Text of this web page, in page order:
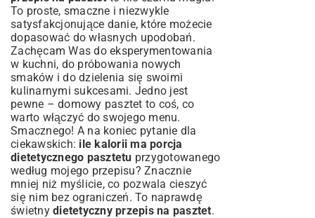
To proste, smaczne i niezwykle
satysfakcjonujące danie, które możecie
dopasować do własnych upodobań.
Zachęcam Was do eksperymentowania
w kuchni, do próbowania nowych
smaków i do dzielenia się swoimi
kulinarnymi sukcesami. Jedno jest
pewne – domowy pasztet to coś, co
warto włączyć do swojego menu.
Smacznego! A na koniec pytanie dla
ciekawskich: ile kalorii ma porcja
dietetycznego pasztetu przygotowanego
według mojego przepisu? Znacznie
mniej niż myślicie, co pozwala cieszyć
się nim bez ograniczeń. To naprawdę
świetny dietetyczny przepis na pasztet.